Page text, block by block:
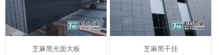
芝麻黑光面大板 芝麻黑干挂